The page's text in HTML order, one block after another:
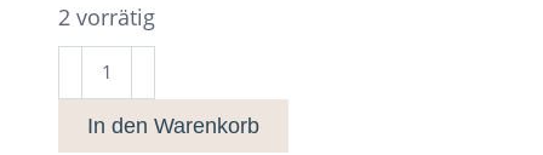
2 vorrätig
Windlichtbecher
mit
FußIn den Warenkorb